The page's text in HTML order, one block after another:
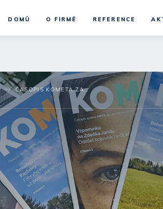
DOMŮ O FIRMĚ REFERENCE
ČASOPIS KOMETA ZAVZPOMÍNAL NA BOHOUŠE SKOUPÉHO